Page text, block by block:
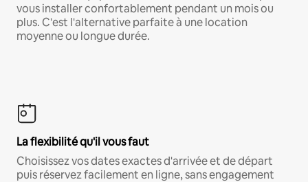
vous installer confortablement pendant un mois ou
plus. C'est l'alternative parfaite à une location
moyenne ou longue durée.
La flexibilité qu'il vous faut
Choisissez vos dates exactes d'arrivée et de départ
puis réservez facilement en ligne, sans engagement